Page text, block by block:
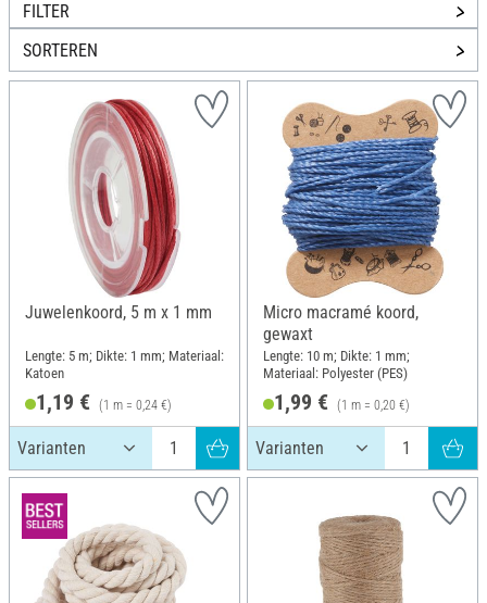
FILTER
SORTEREN
Juwelenkoord, 5 m x 1 mm
Lengte: 5 m; Dikte: 1 mm; Materiaal:
Katoen
1,19 € (1 m = 0,24 €)
Micro macramé koord,
gewaxt
Lengte: 10 m; Dikte: 1 mm;
Materiaal: Polyester (PES)
1,99 € (1 m = 0,20 €)